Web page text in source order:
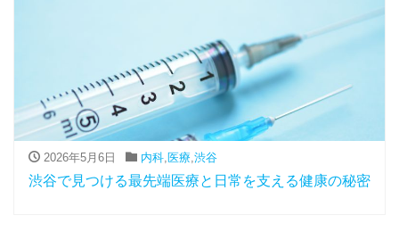
2026年5月6日 内科,医療,渋谷
渋谷で見つける最先端医療と日常を支える健康の秘密